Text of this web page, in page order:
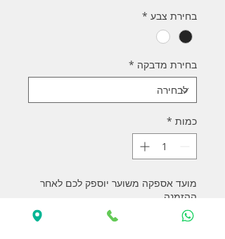
בחירת צבע *
בחירת מדבקה *
כמות *
מועד אספקה משוער יוספק לכם לאחר
ההזמנה
הזמנה מוקדמת